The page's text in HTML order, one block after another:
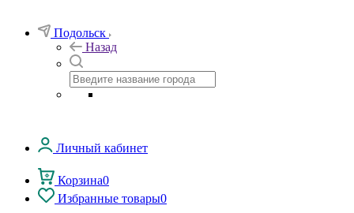
Подольск
Назад
Личный кабинет
Корзина0
Избранные товары0